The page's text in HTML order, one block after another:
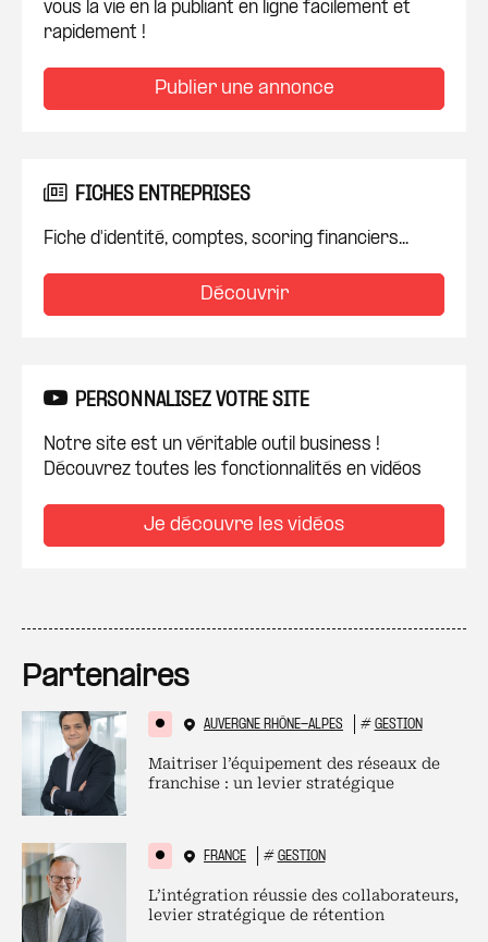
vous la vie en la publiant en ligne facilement et
rapidement !
Publier une annonce
FICHES ENTREPRISES
Fiche d'identité, comptes, scoring financiers...
Découvrir
PERSONNALISEZ VOTRE SITE
Notre site est un véritable outil business !
Découvrez toutes les fonctionnalités en vidéos
Je découvre les vidéos
Partenaires
AUVERGNE RHÔNE-ALPES # GESTION
Maitriser l’équipement des réseaux de
franchise : un levier stratégique
FRANCE # GESTION
L’intégration réussie des collaborateurs,
levier stratégique de rétention